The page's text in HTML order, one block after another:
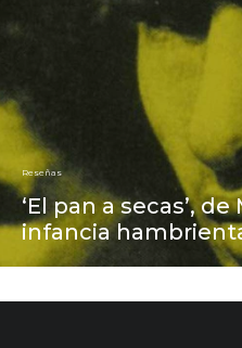
Reseñas
‘El pan a secas’,
infancia